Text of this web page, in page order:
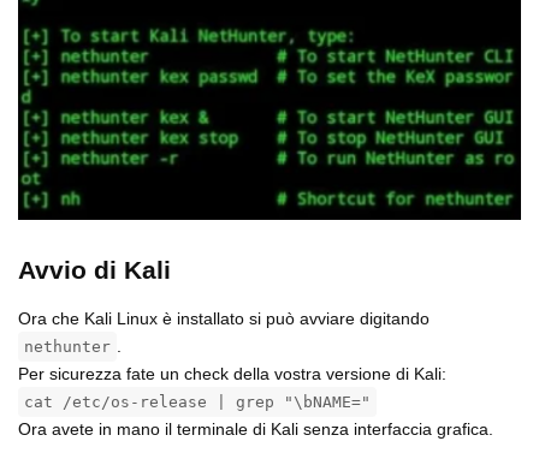
Avvio di Kali
Ora che Kali Linux è installato si può avviare digitando
nethunter
Per sicurezza fate un check della vostra versione di Kali:
cat /etc/os-release | grep "\bNAME="
Ora avete in mano il terminale di Kali senza interfaccia grafica.